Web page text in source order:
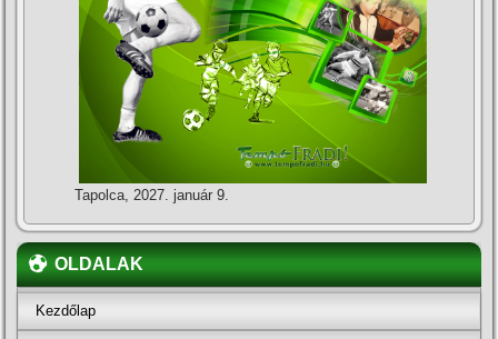
Tapolca, 2027. január 9.
OLDALAK
Kezdőlap